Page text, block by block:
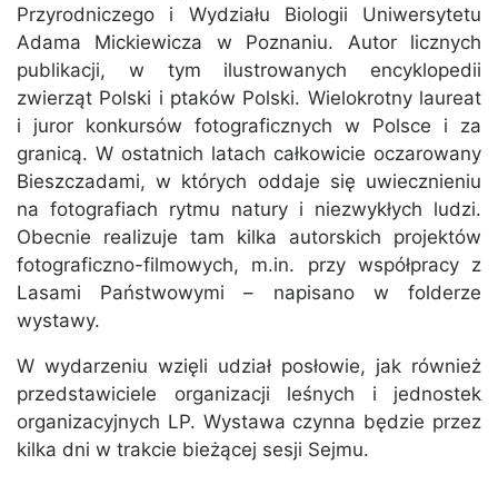
Przyrodniczego i Wydziału Biologii Uniwersytetu
Adama Mickiewicza w Poznaniu. Autor licznych
publikacji, w tym ilustrowanych encyklopedii
zwierząt Polski i ptaków Polski. Wielokrotny laureat
i juror konkursów fotograficznych w Polsce i za
granicą. W ostatnich latach całkowicie oczarowany
Bieszczadami, w których oddaje się uwiecznieniu
na fotografiach rytmu natury i niezwykłych ludzi.
Obecnie realizuje tam kilka autorskich projektów
fotograficzno-filmowych, m.in. przy współpracy z
Lasami Państwowymi – napisano w folderze
wystawy.
W wydarzeniu wzięli udział posłowie, jak również
przedstawiciele organizacji leśnych i jednostek
organizacyjnych LP. Wystawa czynna będzie przez
kilka dni w trakcie bieżącej sesji Sejmu.